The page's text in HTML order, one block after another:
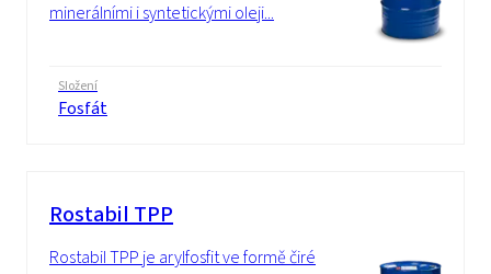
minerálními i syntetickými oleji...
Složení
Fosfát
Rostabil TPP
Rostabil TPP je arylfosfit ve formě čiré